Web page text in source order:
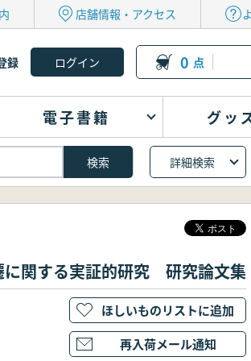
店舗情報・アクセス
録 0 点
電子書籍 グッ
詳細検索
に関する実証的研究 研究論文集
ほしいものリストに追加
再入荷メール通知